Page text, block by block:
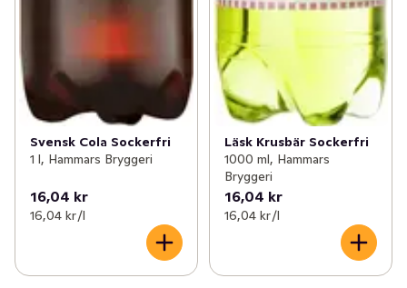
Svensk Cola Sockerfri
1 l, Hammars Bryggeri
16,04 kr
16,04 kr /l
Läsk Krusbär Sockerfri
1000 ml, Hammars
Bryggeri
16,04 kr
16,04 kr /l